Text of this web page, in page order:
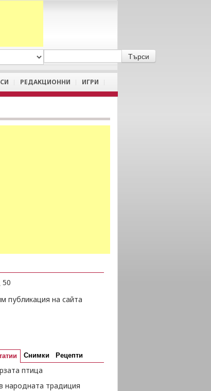
РЕДАКЦИОННИ ИГРИ
50
публикация на сайта
Снимки Рецепти
птица
народната традиция